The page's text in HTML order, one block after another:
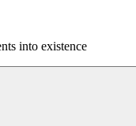
into existence